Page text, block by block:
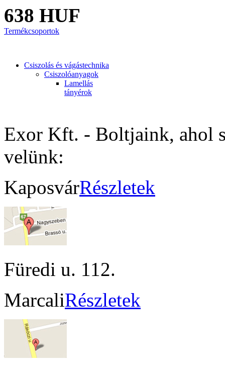
638 HUF
Termékcsoportok
Csiszolás és vágástechnika
Csiszolóanyagok
Lamellás
tányérok
Exor Kft. - Boltjaink, ahol
velünk:
KaposvárRészletek
Füredi u. 112.
MarcaliRészletek